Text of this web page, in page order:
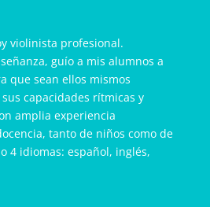
violinista profesional.
guío a mis alumnos a
que sean ellos mismos
capacidades rítmicas y
amplia experiencia
tanto de niños como de
4 idiomas: español, inglés,